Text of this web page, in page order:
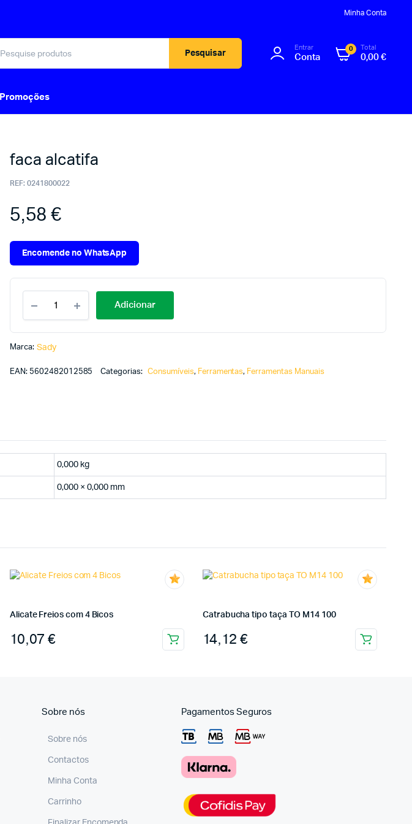
Minha Conta
Pesquisar
Entrar
Conta
0 Total
0,00€
Promoções
faca alcatifa
REF: 0241800022
5,58€
Encomende no WhatsApp
Adicionar
Marca: Sady
EAN: 5602482012585 Categorias: Consumíveis, Ferramentas, Ferramentas Manuais
0,000 kg
0,000 × 0,000 mm
Alicate Freios com 4 Bicos
10,07 €
Catrabucha tipo taça TO M14 100
14,12 €
Sobre nós
Sobre nós
Contactos
Minha Conta
Carrinho
Pagamentos Seguros